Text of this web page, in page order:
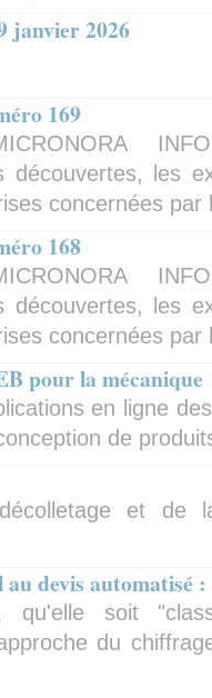
janvier 2026
169
découvertes, les
concernées
168
découvertes, les
concernées
pour la mécanique
en ligne
de
et de
au devis
qu'elle soit
du